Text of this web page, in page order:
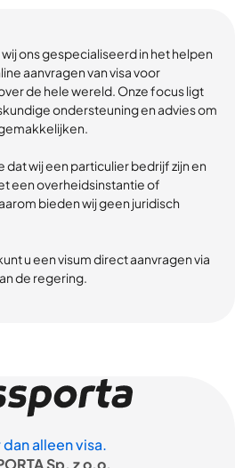
ons gespecialiseerd in het helpen
aanvragen van visa voor
de hele wereld. Onze focus ligt
ondersteuning en advies om
dat wij een particulier bedrijf zijn en
een overheidsinstantie of
bieden wij geen juridisch
u een visum direct aanvragen via
de regering.
alleen visa.
Sp. z o.o.